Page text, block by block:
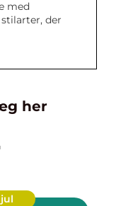
med
der
her